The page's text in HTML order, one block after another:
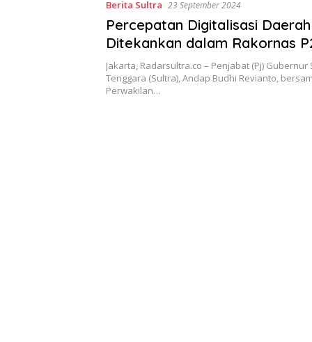
Berita Sultra 23 September 2024
Percepatan Digitalisasi Daerah
Ditekankan dalam Rakornas
Pj Gubernur Sultra Komitmen
Inisiatif di Sultra
Jakarta, Radarsultra.co – Penjabat (Pj) Gubernur
Tenggara (Sultra), Andap Budhi Revianto,
Perwakilan…